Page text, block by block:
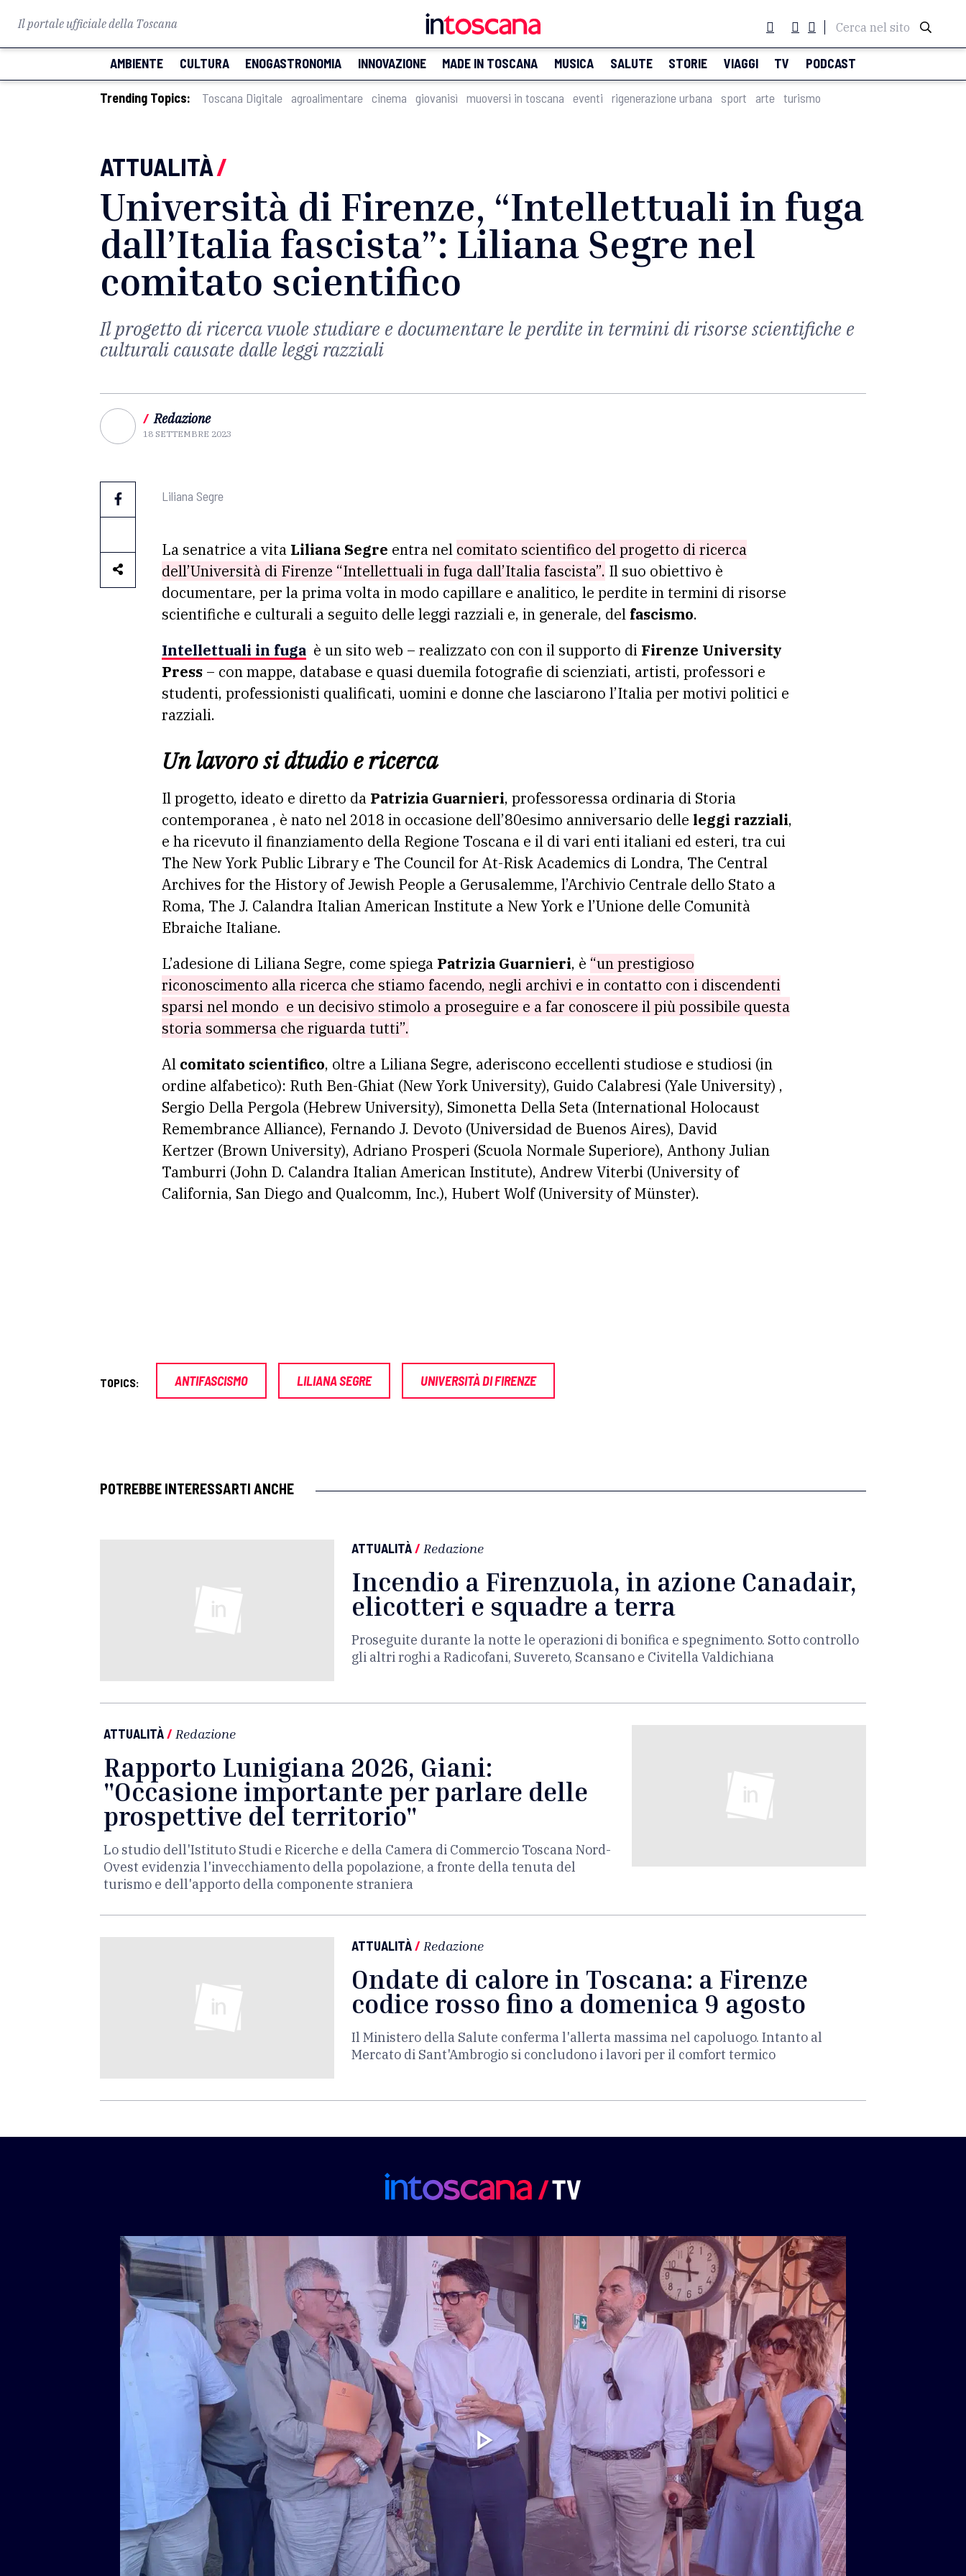
Il portale ufficiale della Toscana Cerca nel sito
AMBIENTE CULTURA ENOGASTRONOMIA INNOVAZIONE MADE IN TOSCANA MUSICA SALUTE STORIE VIAGGI TV PODCAST
Trending Topics: Toscana Digitale agroalimentare cinema giovanisì muoversi in toscana eventi rigenerazione urbana sport arte turismo
ATTUALITÀ/
Università di Firenze, “Intellettuali in fuga
dall’Italia fascista”: Liliana Segre nel
comitato scientifico
Il progetto di ricerca vuole studiare e documentare le perdite in termini di risorse scientifiche e
culturali causate dalle leggi razziali
/ Redazione
18 SETTEMBRE 2023
Liliana Segre
La senatrice a vita Liliana Segre entra nel comitato scientifico del progetto di ricerca
dell’Università di Firenze “Intellettuali in fuga dall’Italia fascista”. Il suo obiettivo è
documentare, per la prima volta in modo capillare e analitico, le perdite in termini di risorse
scientifiche e culturali a seguito delle leggi razziali e, in generale, del fascismo.
Intellettuali in fuga è un sito web – realizzato con con il supporto di Firenze University
Press – con mappe, database e quasi duemila fotografie di scienziati, artisti, professori e
studenti, professionisti qualificati, uomini e donne che lasciarono l’Italia per motivi politici e
razziali.
Un lavoro si dtudio e ricerca
Il progetto, ideato e diretto da Patrizia Guarnieri, professoressa ordinaria di Storia
contemporanea , è nato nel 2018 in occasione dell’80esimo anniversario delle leggi razziali,
e ha ricevuto il finanziamento della Regione Toscana e il di vari enti italiani ed esteri, tra cui
The New York Public Library e The Council for At-Risk Academics di Londra, The Central
Archives for the History of Jewish People a Gerusalemme, l’Archivio Centrale dello Stato a
Roma, The J. Calandra Italian American Institute a New York e l’Unione delle Comunità
Ebraiche Italiane.
L’adesione di Liliana Segre, come spiega Patrizia Guarnieri, è “un prestigioso
riconoscimento alla ricerca che stiamo facendo, negli archivi e in contatto con i discendenti
sparsi nel mondo e un decisivo stimolo a proseguire e a far conoscere il più possibile questa
storia sommersa che riguarda tutti”.
Al comitato scientifico, oltre a Liliana Segre, aderiscono eccellenti studiose e studiosi (in
ordine alfabetico): Ruth Ben-Ghiat (New York University), Guido Calabresi (Yale University) ,
Sergio Della Pergola (Hebrew University), Simonetta Della Seta (International Holocaust
Remembrance Alliance), Fernando J. Devoto (Universidad de Buenos Aires), David
Kertzer (Brown University), Adriano Prosperi (Scuola Normale Superiore), Anthony Julian
Tamburri (John D. Calandra Italian American Institute), Andrew Viterbi (University of
California, San Diego and Qualcomm, Inc.), Hubert Wolf (University of Münster).
TOPICS: ANTIFASCISMO LILIANA SEGRE UNIVERSITÀ DI FIRENZE
POTREBBE INTERESSARTI ANCHE
ATTUALITÀ/ Redazione
Incendio a Firenzuola, in azione Canadair,
elicotteri e squadre a terra
Proseguite durante la notte le operazioni di bonifica e spegnimento. Sotto controllo
gli altri roghi a Radicofani, Suvereto, Scansano e Civitella Valdichiana
ATTUALITÀ/ Redazione
Rapporto Lunigiana 2026, Giani:
"Occasione importante per parlare delle
prospettive del territorio"
Lo studio dell'Istituto Studi e Ricerche e della Camera di Commercio Toscana Nord-
Ovest evidenzia l'invecchiamento della popolazione, a fronte della tenuta del
turismo e dell'apporto della componente straniera
ATTUALITÀ/ Redazione
Ondate di calore in Toscana: a Firenze
codice rosso fino a domenica 9 agosto
Il Ministero della Salute conferma l'allerta massima nel capoluogo. Intanto al
Mercato di Sant'Ambrogio si concludono i lavori per il comfort termico